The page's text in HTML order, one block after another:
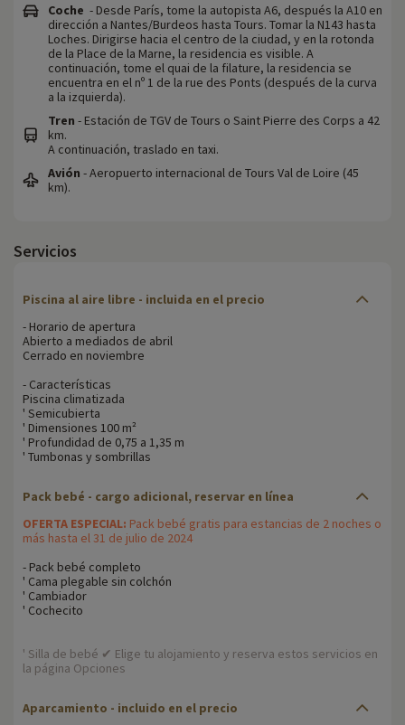
Coche - Desde París, tome la autopista A6, después la A10 en
dirección a Nantes/Burdeos hasta Tours. Tomar la N143 hasta
Loches. Dirigirse hacia el centro de la ciudad, y en la rotonda
de la Place de la Marne, la residencia es visible. A
continuación, tome el quai de la filature, la residencia se
encuentra en el nº 1 de la rue des Ponts (después de la curva
a la izquierda).
Tren - Estación de TGV de Tours o Saint Pierre des Corps a 42
km.
A continuación, traslado en taxi.
Avión - Aeropuerto internacional de Tours Val de Loire (45
km).
Servicios
Piscina al aire libre - incluida en el precio
- Horario de apertura
Abierto a mediados de abril
Cerrado en noviembre
- Características
Piscina climatizada
' Semicubierta
' Dimensiones 100 m²
' Profundidad de 0,75 a 1,35 m
' Tumbonas y sombrillas
Pack bebé - cargo adicional, reservar en línea
OFERTA ESPECIAL: Pack bebé gratis para estancias de 2 noches o
más hasta el 31 de julio de 2024
- Pack bebé completo
' Cama plegable sin colchón
' Cambiador
' Cochecito
' Silla de bebé ✔ Elige tu alojamiento y reserva estos servicios en
la página Opciones
Aparcamiento - incluido en el precio